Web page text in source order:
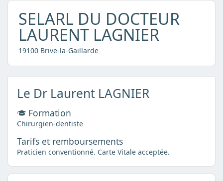
SELARL DU DOCTEUR
LAURENT LAGNIER
19100 Brive-la-Gaillarde
Le Dr Laurent LAGNIER
Formation
Chirurgien-dentiste
Tarifs et remboursements
Praticien conventionné. Carte Vitale acceptée.